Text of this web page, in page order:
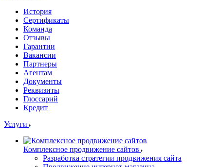
История
Сертификаты
Команда
Отзывы
Гарантии
Вакансии
Партнеры
Агентам
Документы
Реквизиты
Глоссарий
Кредит
Услуги
Комплексное продвижение сайтов
Разработка стратегии продвижения сайта